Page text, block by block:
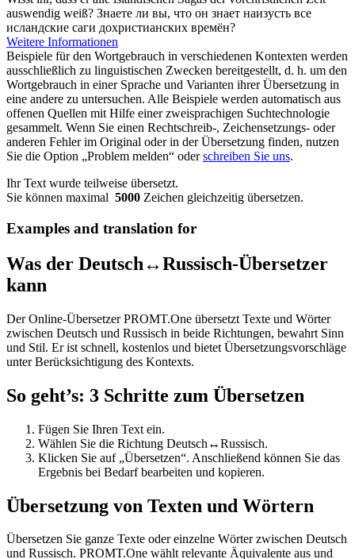
auswendig weiß? Знаете ли вы, что он знает наизусть все
исландские саги дохристианских времён?
Weitere Informationen
Beispiele für den Wortgebrauch in verschiedenen Kontexten werden
ausschließlich zu linguistischen Zwecken bereitgestellt, d. h. um den
Wortgebrauch in einer Sprache und Varianten ihrer Übersetzung in
eine andere zu untersuchen. Alle Beispiele werden automatisch aus
offenen Quellen mit Hilfe einer zweisprachigen Suchtechnologie
gesammelt. Wenn Sie einen Rechtschreib-, Zeichensetzungs- oder
anderen Fehler im Original oder in der Übersetzung finden, nutzen
Sie die Option „Problem melden“ oderschreiben Sie uns.
Ihr Text wurde teilweise übersetzt.
Sie können maximal 5000 Zeichen gleichzeitig übersetzen.
Examples and translation for
Was der Deutsch↔Russisch-Übersetzer
kann
Der Online-Übersetzer PROMT.One übersetzt Texte und Wörter
zwischen Deutsch und Russisch in beide Richtungen, bewahrt Sinn
und Stil. Er ist schnell, kostenlos und bietet Übersetzungsvorschläge
unter Berücksichtigung des Kontexts.
So geht’s: 3 Schritte zum Übersetzen
Fügen Sie Ihren Text ein.
Wählen Sie die Richtung Deutsch↔Russisch.
Klicken Sie auf „Übersetzen“. Anschließend können Sie das
Ergebnis bei Bedarf bearbeiten und kopieren.
Übersetzung von Texten und Wörtern
Übersetzen Sie ganze Texte oder einzelne Wörter zwischen Deutsch
und Russisch. PROMT.One wählt relevante Äquivalente aus und